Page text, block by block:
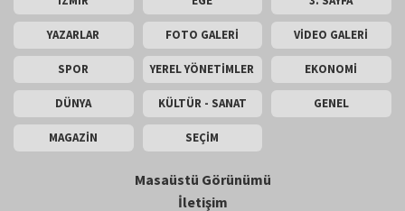
YAZARLAR FOTO GALERİ VİDEO GALERİ
SPOR YEREL YÖNETİMLER EKONOMİ
DÜNYA KÜLTÜR - SANAT GENEL
MAGAZİN SEÇİM
Masaüstü Görünümü
İletişim